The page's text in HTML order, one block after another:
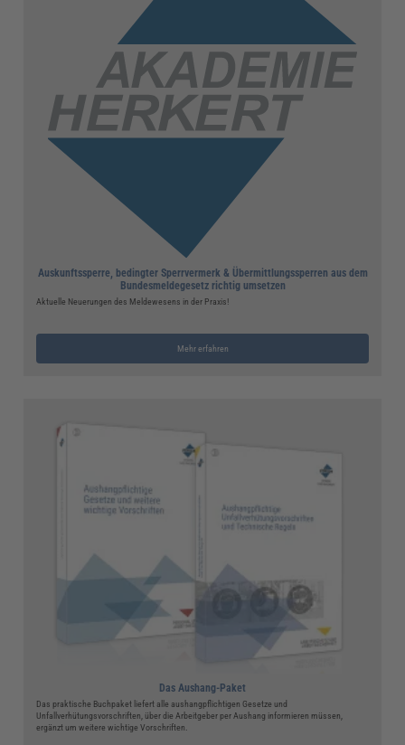
Auskunftssperre, bedingter Sperrvermerk & Übermittlungssperren aus dem
Bundesmeldegesetz richtig umsetzen
Aktuelle Neuerungen des Meldewesens in der Praxis!
Mehr erfahren
Das Aushang-Paket
Das praktische Buchpaket liefert alle aushangpflichtigen Gesetze und
Unfallverhütungsvorschriften, über die Arbeitgeber per Aushang informieren müssen,
ergänzt um weitere wichtige Vorschriften.